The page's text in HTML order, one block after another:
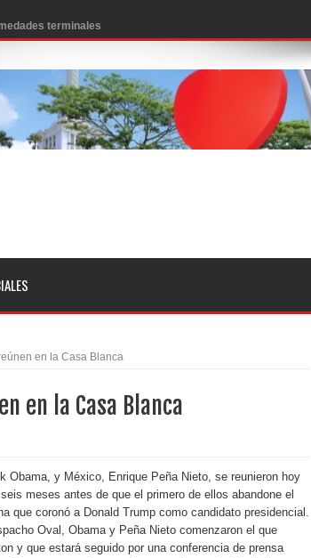
terminales
según NBC
de condena de 15 años por lavado
a través SISMAP municipal
desde 2006 y exige ley del
en la Casa Blanca
en la Casa Blanca
Obama, y México, Enrique Peña Nieto, se reunieron hoy
meses antes de que el primero de ellos abandone el
que coronó a Donald Trump como candidato presidencial.
Oval, Obama y Peña Nieto comenzaron el que
y que estará seguido por una conferencia de prensa